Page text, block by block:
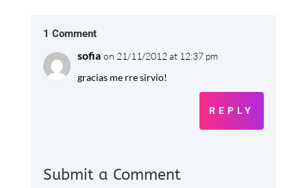
1 Comment
sofia on 21/11/2012 at 12:37 pm
gracias me rre sirvio!
REPLY
Submit a Comment